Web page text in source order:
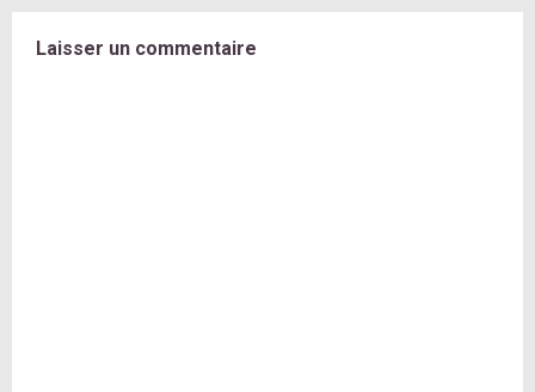
Laisser un commentaire